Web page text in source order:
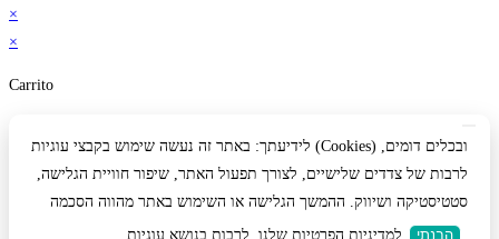
×
×
Carrito
לידיעתך: באתר זה נעשה שימוש בקבצי עוגיות (Cookies) ובכלים דומים,
לרבות של צדדים שלישיים, לצורך תפעול האתר, שיפור חוויית הגלישה,
סטטיסטיקה ושיווק. ההמשך הגלישה או השימוש באתר מהווה הסכמה
למדיניות הפרטיות שלנו, לרבות בנושא עוגיות
הבנתי